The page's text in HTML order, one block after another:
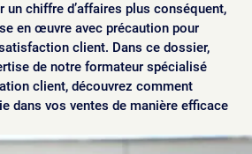
un chiffre d’affaires plus conséquent,
en œuvre avec précaution pour
client. Dans ce dossier,
de notre formateur spécialisé
client, découvrez comment
dans vos ventes de manière efficace